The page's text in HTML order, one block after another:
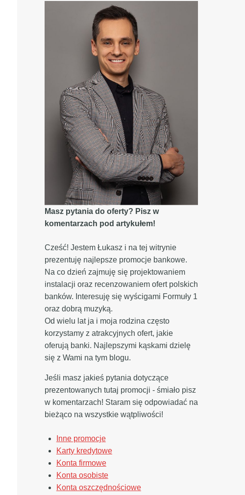
Masz pytania do oferty? Pisz w
komentarzach pod artykułem!
Cześć! Jestem Łukasz i na tej witrynie
prezentuję najlepsze promocje bankowe.
Na co dzień zajmuję się projektowaniem
instalacji oraz recenzowaniem ofert polskich
banków. Interesuję się wyścigami Formuły 1
oraz dobrą muzyką.
Od wielu lat ja i moja rodzina często
korzystamy z atrakcyjnych ofert, jakie
oferują banki. Najlepszymi kąskami dzielę
się z Wami na tym blogu.
Jeśli masz jakieś pytania dotyczące
prezentowanych tutaj promocji - śmiało pisz
w komentarzach! Staram się odpowiadać na
bieżąco na wszystkie wątpliwości!
Inne promocje
Karty kredytowe
Konta firmowe
Konta osobiste
Konta oszczędnościowe